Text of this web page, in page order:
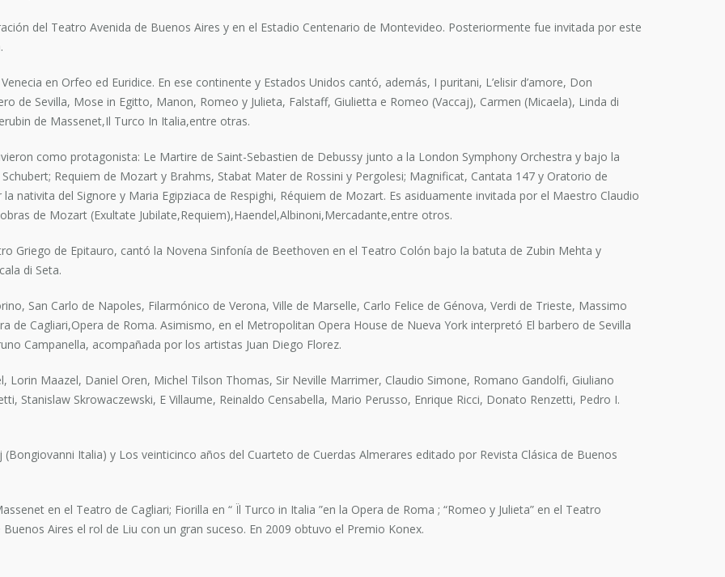
del Teatro Avenida de Buenos Aires y en el Estadio Centenario de Montevideo. Posteriormente fue invitada por este
en Orfeo ed Euridice. En ese continente y Estados Unidos cantó, además, I puritani, L’elisir d’amore, Don
de Sevilla, Mose in Egitto, Manon, Romeo y Julieta, Falstaff, Giulietta e Romeo (Vaccaj), Carmen (Micaela), Linda di
de Massenet,Il Turco In Italia,entre otras.
como protagonista: Le Martire de Saint-Sebastien de Debussy junto a la London Symphony Orchestra y bajo la
Requiem de Mozart y Brahms, Stabat Mater de Rossini y Pergolesi; Magnificat, Cantata 147 y Oratorio de
nativita del Signore y Maria Egipziaca de Respighi, Réquiem de Mozart. Es asiduamente invitada por el Maestro Claudio
de Mozart (Exultate Jubilate,Requiem),Haendel,Albinoni,Mercadante,entre otros.
Griego de Epitauro, cantó la Novena Sinfonía de Beethoven en el Teatro Colón bajo la batuta de Zubin Mehta y
di Seta.
San Carlo de Napoles, Filarmónico de Verona, Ville de Marselle, Carlo Felice de Génova, Verdi de Trieste, Massimo
de Cagliari,Opera de Roma. Asimismo, en el Metropolitan Opera House de Nueva York interpretó El barbero de Sevilla
Campanella, acompañada por los artistas Juan Diego Florez.
Lorin Maazel, Daniel Oren, Michel Tilson Thomas, Sir Neville Marrimer, Claudio Simone, Romano Gandolfi, Giuliano
Stanislaw Skrowaczewski, E Villaume, Reinaldo Censabella, Mario Perusso, Enrique Ricci, Donato Renzetti, Pedro I.
Italia) y Los veinticinco años del Cuarteto de Cuerdas Almerares editado por Revista Clásica de Buenos
en el Teatro de Cagliari; Fiorilla en “ Ïl Turco in Italia ”en la Opera de Roma ; “Romeo y Julieta” en el Teatro
Aires el rol de Liu con un gran suceso. En 2009 obtuvo el Premio Konex.